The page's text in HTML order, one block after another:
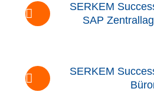
SERKEM
SAP
SERKEM